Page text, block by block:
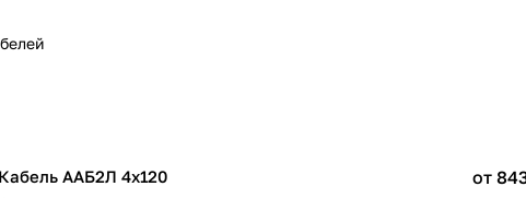
Кабель ААБ2Л 4х120 от